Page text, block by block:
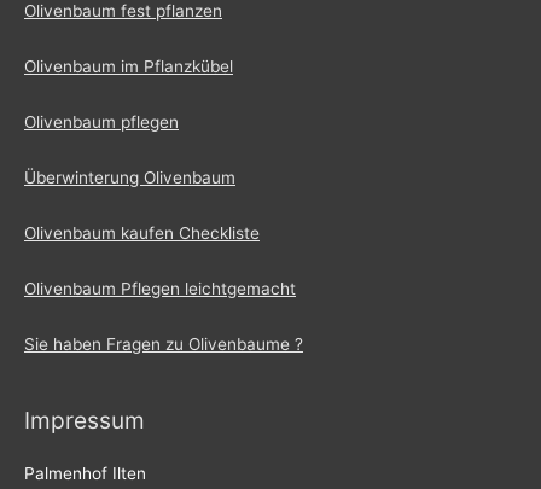
Olivenbaum fest pflanzen
Olivenbaum im Pflanzkübel
Olivenbaum pflegen
Überwinterung Olivenbaum
Olivenbaum kaufen Checkliste
Olivenbaum Pflegen leichtgemacht
Sie haben Fragen zu Olivenbaume ?
Impressum
Palmenhof Ilten